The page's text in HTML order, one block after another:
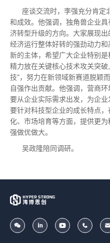
座谈交流时，李强充分肯定
和成效。他强调，独角兽企业
济转型升级的方向。大家展现
经济运行整体好转的强劲动力
新的主体，希望广大企业特别
精力放在关键核心技术攻关突破
技”，努力在新领域新赛道脱颖
自强作出贡献。他强调，营商环
要从企业实际需求出发，为企业
要针对科技型企业的成长特点
化、市场培育等方面，提供更
强做优做大。
吴政隆陪同调研。